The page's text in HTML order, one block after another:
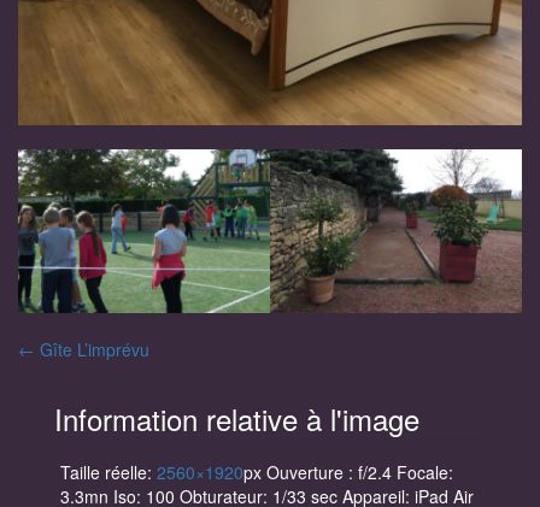
Navigation
des
articles
← Gîte L’imprévu
Information relative à l'image
Taille réelle: 2560×1920px Ouverture : f/2.4 Focale:
3.3mn Iso: 100 Obturateur: 1/33 sec Appareil: iPad Air